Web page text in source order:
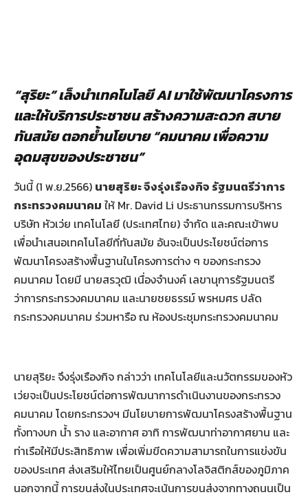
“สุริยะ” เล็งนำเทคโนโลยีAIมาใช้พัฒนาโครงการ
และให้บริการประชาชน สร้างความสะดวก สบาย
ทันสมัย ตอกย้ำนโยบาย “คมนาคม เพื่อความ
อุดมสุขของประชาชน”
วันนี้ (1 พ.ย.2566) นายสุริยะ จึงรุ่งเรืองกิจ รัฐมนตรีว่าการ
กระทรวงคมนาคม ให้ Mr. David Li ประธานกรรมการบริหาร
บริษัท หัวเว่ย เทคโนโลยี (ประเทศไทย) จำกัด และคณะเข้าพบ
เพื่อนำเสนอเทคโนโลยีที่ทันสมัย อันจะเป็นประโยชน์ต่อการ
พัฒนาโครงสร้างพื้นฐานในโครงการต่าง ๆ ของกระทรวง
คมนาคม โดยมี นายสรวุฒิ เนื่องจำนงค์ เลขานุการรัฐมนตรี
ว่าการกระทรวงคมนาคม และนายชยธรรม์ พรหมศร ปลัด
กระทรวงคมนาคม ร่วมหารือ ณ ห้องประชุมกระทรวงคมนาคม
นายสุริยะ จึงรุ่งเรืองกิจ กล่าวว่า เทคโนโลยีและนวัตกรรมของหัว
เว่ยจะเป็นประโยชน์ต่อการพัฒนาการดำเนินงานของกระทรวง
คมนาคม โดยกระทรวงฯ มีนโยบายการพัฒนาโครงสร้างพื้นฐาน
ทั้งทางบก น้ำ ราง และอากาศ อาทิ การพัฒนาท่าอากาศยาน และ
ท่าเรือให้มีประสิทธิภาพ เพื่อเพิ่มขีดความสามารถในการแข่งขัน
ของประเทศ ส่งเสริมให้ไทยเป็นศูนย์กลางโลจิสติกส์ของภูมิภาค
นอกจากนี้ การขนส่งในประเทศจะเน้นการขนส่งจากทางถนนเป็น